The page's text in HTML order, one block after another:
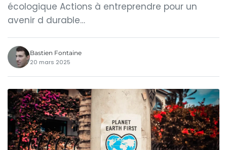
écologique Actions à entreprendre pour un
avenir d durable…
Bastien Fontaine
20 mars 2025